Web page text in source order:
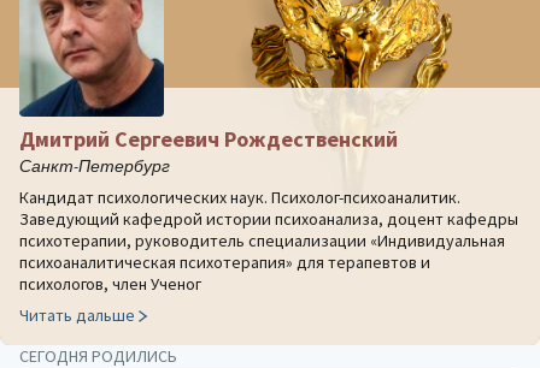
Дмитрий Сергеевич Рождественский
Санкт-Петербург
Кандидат психологических наук. Психолог-психоаналитик.
Заведующий кафедрой истории психоанализа, доцент кафедры
психотерапии, руководитель специализации «Индивидуальная
психоаналитическая психотерапия» для терапевтов и
психологов, член Ученог
Читать дальше
СЕГОДНЯ РОДИЛИСЬ